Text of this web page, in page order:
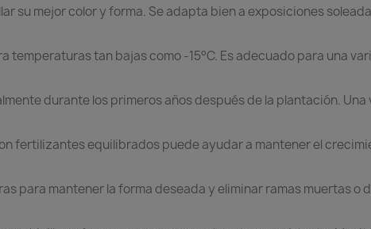
su mejor color y forma. Se adapta bien a exposiciones
temperaturas tan bajas como -15°C. Es adecuado para una
durante los primeros años después de la plantación.
fertilizantes equilibrados puede ayudar a mantener el
para mantener la forma deseada y eliminar ramas muertas o